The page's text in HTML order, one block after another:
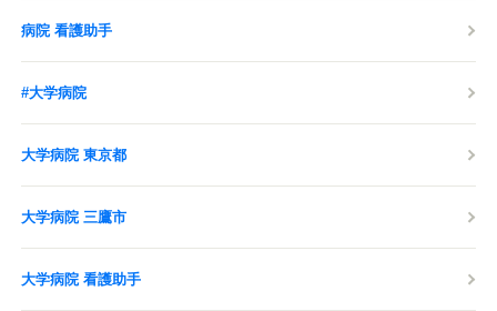
病院 看護助手
#大学病院
大学病院 東京都
大学病院 三鷹市
大学病院 看護助手